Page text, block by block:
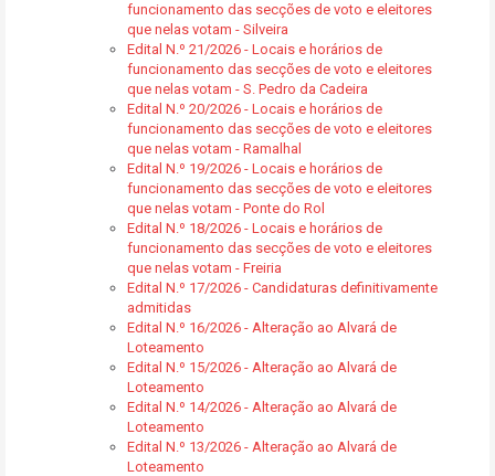
funcionamento das secções de voto e eleitores
que nelas votam - Silveira
Edital N.º 21/2026 - Locais e horários de
funcionamento das secções de voto e eleitores
que nelas votam - S. Pedro da Cadeira
Edital N.º 20/2026 - Locais e horários de
funcionamento das secções de voto e eleitores
que nelas votam - Ramalhal
Edital N.º 19/2026 - Locais e horários de
funcionamento das secções de voto e eleitores
que nelas votam - Ponte do Rol
Edital N.º 18/2026 - Locais e horários de
funcionamento das secções de voto e eleitores
que nelas votam - Freiria
Edital N.º 17/2026 - Candidaturas definitivamente
admitidas
Edital N.º 16/2026 - Alteração ao Alvará de
Loteamento
Edital N.º 15/2026 - Alteração ao Alvará de
Loteamento
Edital N.º 14/2026 - Alteração ao Alvará de
Loteamento
Edital N.º 13/2026 - Alteração ao Alvará de
Loteamento